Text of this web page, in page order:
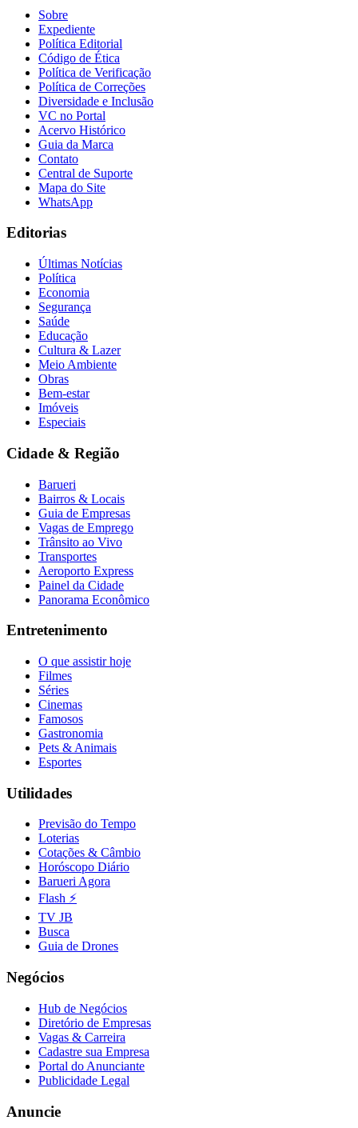
Flamengo
Fluminense
Vasco
Sobre
Expediente
Política Editorial
Código de Ética
Política de Verificação
Política de Correções
Diversidade e Inclusão
VC no Portal
Acervo Histórico
Guia da Marca
Contato
Central de Suporte
Mapa do Site
WhatsApp
Editorias
Últimas Notícias
Política
Economia
Segurança
Saúde
Educação
Cultura & Lazer
Meio Ambiente
Obras
Bem-estar
Imóveis
Especiais
Cidade & Região
Barueri
Bairros & Locais
Guia de Empresas
Vagas de Emprego
Trânsito ao Vivo
Transportes
Aeroporto Express
Painel da Cidade
Panorama Econômico
Entretenimento
O que assistir hoje
Filmes
Séries
Cinemas
Famosos
Gastronomia
Pets & Animais
Esportes
Utilidades
Previsão do Tempo
Loterias
Cotações & Câmbio
Horóscopo Diário
Barueri Agora
Flash ⚡
TV JB
Busca
Guia de Drones
Negócios
Hub de Negócios
Diretório de Empresas
Vagas & Carreira
Cadastre sua Empresa
Portal do Anunciante
Publicidade Legal
Anuncie